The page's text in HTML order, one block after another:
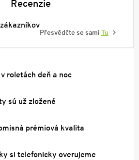
Recenzie
Přesvědčte se sami Tu
roletách deň a noc
sú už zložené
prémiová kvalita
si telefonicky overujeme